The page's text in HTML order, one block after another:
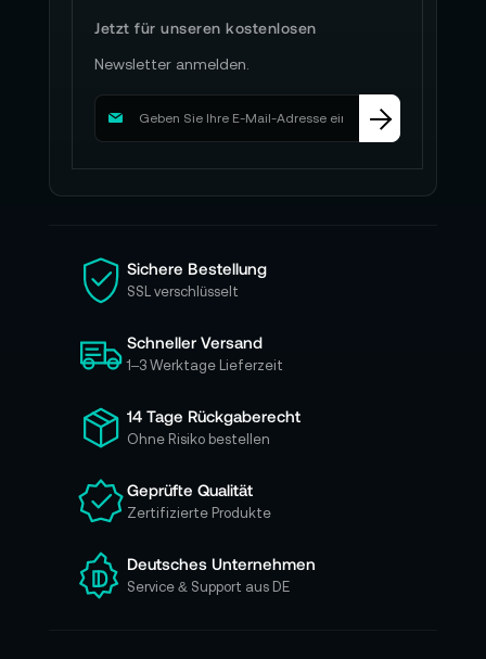
Jetzt für unseren kostenlosen
Newsletter anmelden.
M
d
i
e
s
c
h
ü
r
u
e
e
n
N
Sichere Bestellung
SSL verschlüsselt
Schneller Versand
1–3 Werktage Lieferzeit
14 Tage Rückgaberecht
Ohne Risiko bestellen
Geprüfte Qualität
Zertifizierte Produkte
Deutsches Unternehmen
Service & Support aus DE